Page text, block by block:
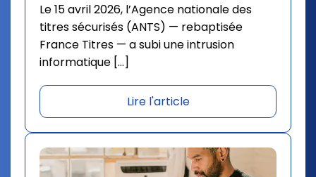
Le 15 avril 2026, l’Agence nationale des
titres sécurisés (ANTS) — rebaptisée
France Titres — a subi une intrusion
informatique […]
Lire l'article